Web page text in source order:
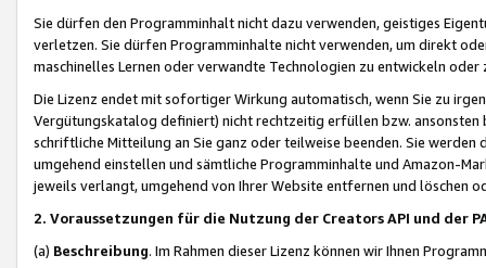
Sie dürfen den Programminhalt nicht dazu verwenden, geistiges
verletzen. Sie dürfen Programminhalte nicht verwenden, um direkt
maschinelles Lernen oder verwandte Technologien zu entwickeln
Die Lizenz endet mit sofortiger Wirkung automatisch, wenn Sie zu
Vergütungskatalog definiert) nicht rechtzeitig erfüllen bzw. ansonsten
schriftliche Mitteilung an Sie ganz oder teilweise beenden. Sie werden
umgehend einstellen und sämtliche Programminhalte und Amazon-
jeweils verlangt, umgehend von Ihrer Website entfernen und löschen
2. Voraussetzungen für die Nutzung der Creators API und der
(a) Beschreibung. Im Rahmen dieser Lizenz können wir Ihnen